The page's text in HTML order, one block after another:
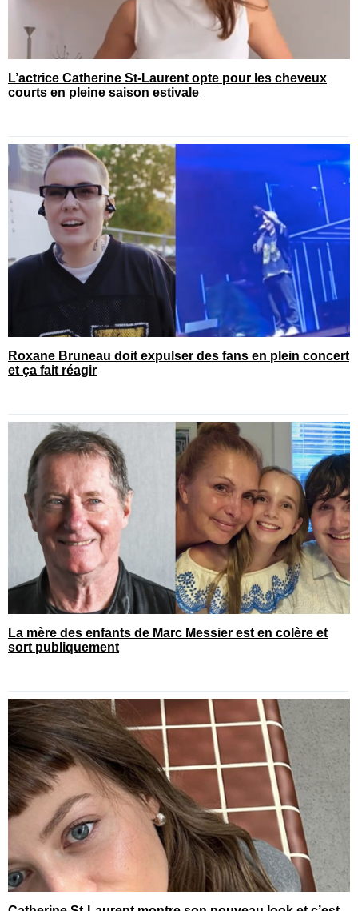
L’actrice Catherine St-Laurent opte pour les cheveux
courts en pleine saison estivale
Roxane Bruneau doit expulser des fans en plein concert
et ça fait réagir
La mère des enfants de Marc Messier est en colère et
sort publiquement